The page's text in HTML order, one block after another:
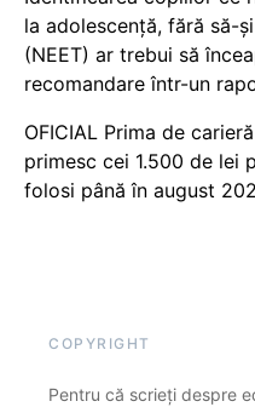
la adolescență, fără să-
(NEET) ar trebui să
recomandare într-un
OFICIAL Prima de
primesc cei 1.500 de lei
folosi până în august
COPYRIGHT
Pentru că scrieți despre